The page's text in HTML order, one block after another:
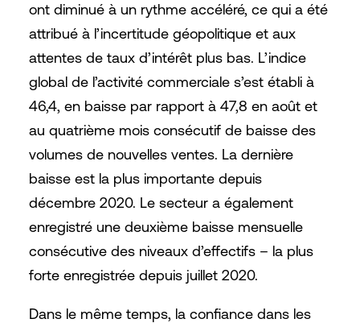
ont diminué à un rythme accéléré, ce qui a été
attribué à l’incertitude géopolitique et aux
attentes de taux d’intérêt plus bas. L’indice
global de l’activité commerciale s’est établi à
46,4, en baisse par rapport à 47,8 en août et
au quatrième mois consécutif de baisse des
volumes de nouvelles ventes. La dernière
baisse est la plus importante depuis
décembre 2020. Le secteur a également
enregistré une deuxième baisse mensuelle
consécutive des niveaux d’effectifs – la plus
forte enregistrée depuis juillet 2020.
Dans le même temps, la confiance dans les